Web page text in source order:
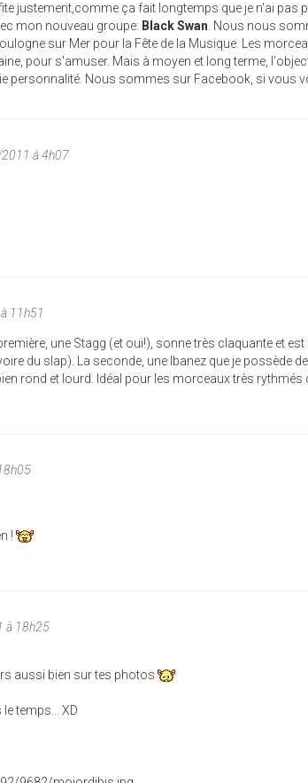
justement,comme ça fait longtemps que je n'ai pas
mon nouveau groupe: Black Swan. Nous nous
sur Mer pour la Fête de la Musique. Les
pour s'amuser. Mais à moyen et long terme,
personnalité. Nous sommes sur Facebook, si vous
à 4h07
11h51
une Stagg (et oui!), sonne très claquante et
du slap). La seconde, une Ibanez que je possède
rond et lourd. Idéal pour les morceaux très rythmés
!
à 18h25
aussi bien sur tes photos
temps... XD